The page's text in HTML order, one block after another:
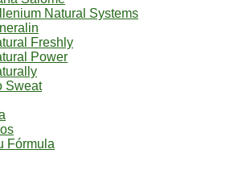
Natural Systems
Freshly
Power
Sweat
Fórmula